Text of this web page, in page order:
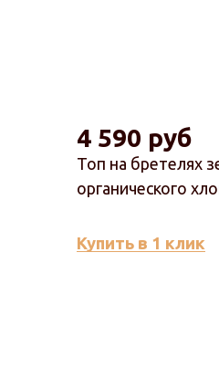
Топ на бретелях
органического
4 590 руб
Купить в 1 клик